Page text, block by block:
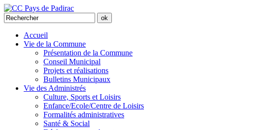
Accueil
Vie de la Commune
Présentation de la Commune
Conseil Municipal
Projets et réalisations
Bulletins Municipaux
Vie des Administrés
Culture, Sports et Loisirs
Enfance/Ecole/Centre de Loisirs
Formalités administratives
Santé & Social